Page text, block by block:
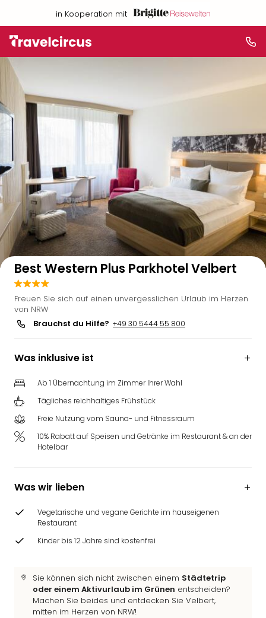
in Kooperation mit
Auf der Karte anzeigen
Best Western Plus Parkhotel Velbert
Freuen Sie sich auf einen unvergesslichen Urlaub im Herzen
von NRW
Brauchst du Hilfe? +49 30 5444 55 800
Was inklusive ist
Ab 1 Übernachtung im Zimmer Ihrer Wahl
Tägliches reichhaltiges Frühstück
Freie Nutzung vom Sauna- und Fitnessraum
10% Rabatt auf Speisen und Getränke im Restaurant & an der
Hotelbar
Was wir lieben
Vegetarische und vegane Gerichte im hauseigenen
Restaurant
Kinder bis 12 Jahre sind kostenfrei
Sie können sich nicht zwischen einem Städtetrip
oder einem Aktivurlaub im Grünen entscheiden?
Machen Sie beides und entdecken Sie Velbert,
mitten im Herzen von NRW!